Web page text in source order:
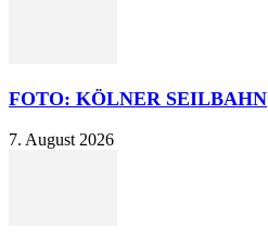
FOTO: KÖLNER SEILBAHN
7. August 2026